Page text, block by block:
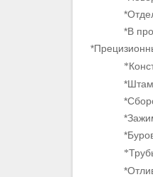
*В
*
*